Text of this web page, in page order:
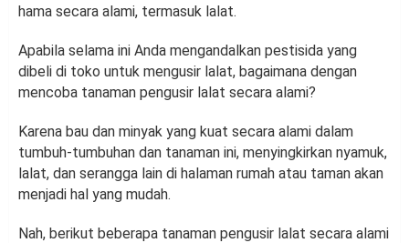
hama secara alami, termasuk lalat.
Apabila selama ini Anda mengandalkan pestisida yang
dibeli di toko untuk mengusir lalat, bagaimana dengan
mencoba tanaman pengusir lalat secara alami?
Karena bau dan minyak yang kuat secara alami dalam
tumbuh-tumbuhan dan tanaman ini, menyingkirkan nyamuk,
lalat, dan serangga lain di halaman rumah atau taman akan
menjadi hal yang mudah.
Nah, berikut beberapa tanaman pengusir lalat secara alami